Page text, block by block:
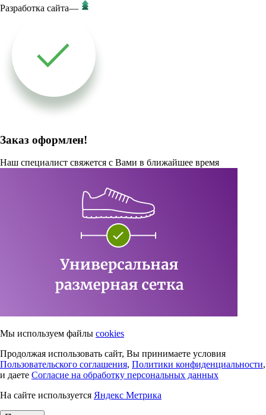
Разработка сайта—
Заказ оформлен!
Наш специалист свяжется с Вами в ближайшее время
Мы используем файлы cookies
Продолжая использовать сайт, Вы принимаете условия
Пользовательского соглашения, Политики конфиденциальности,
и даете Согласие на обработку персональных данных
На сайте используется Яндекс Метрика